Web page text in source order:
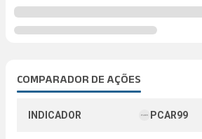
COMPARADOR DE AÇÕES
INDICADOR PCAR99